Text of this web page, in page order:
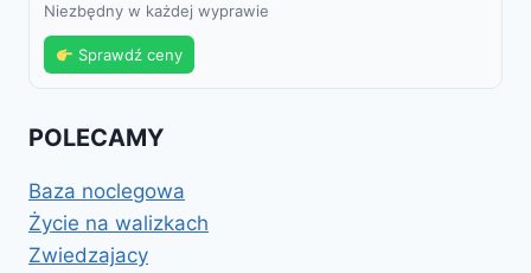
Niezbędny w każdej wyprawie
Sprawdź ceny
POLECAMY
Baza noclegowa
Życie na walizkach
Zwiedzajacy